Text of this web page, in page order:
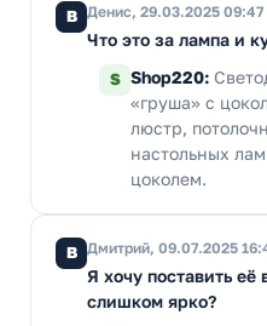
В Денис, 29.03.2025 09:47
Что это за лампа и
S Shop220:
«груша» с
люстр,
настольных
цоколем.
В Дмитрий, 09.07.2025
Я хочу поставить
слишком ярко?